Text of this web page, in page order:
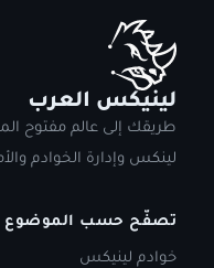
لينيكس العرب
طريقك إلى عالم مفتوح
لينكس وإدارة الخوادم
تصفّح حسب الموضوع
خوادم لينيكس